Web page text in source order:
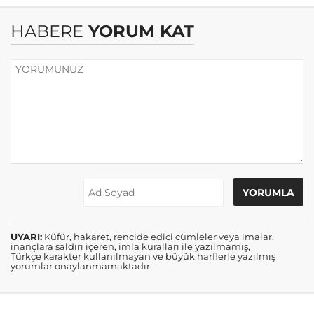
HABERE YORUM KAT
UYARI: Küfür, hakaret, rencide edici cümleler veya imalar,
inançlara saldırı içeren, imla kuralları ile yazılmamış,
Türkçe karakter kullanılmayan ve büyük harflerle yazılmış
yorumlar onaylanmamaktadır.